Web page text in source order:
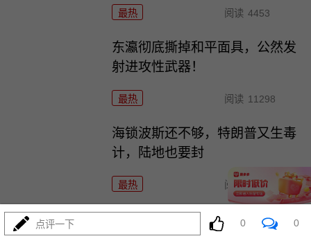
最热 阅读 4453
东瀛彻底撕掉和平面具，公然发
射进攻性武器！
最热 阅读 11298
海锁波斯还不够，特朗普又生毒
计，陆地也要封
最热 阅读 8694
4万吨老将压阵，054B新锐亮
相：美菲仔细品品
点评一下 0 0